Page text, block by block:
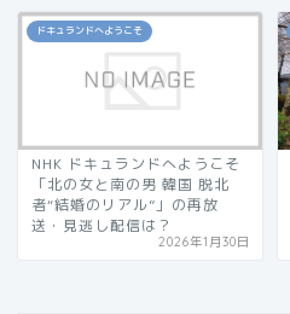
ドキュランドへようこそ
NHK ドキュランドへようこそ
「北の女と南の男 韓国 脱北
者“結婚のリアル”」の再放
送・見逃し配信は？
2026年1月30日